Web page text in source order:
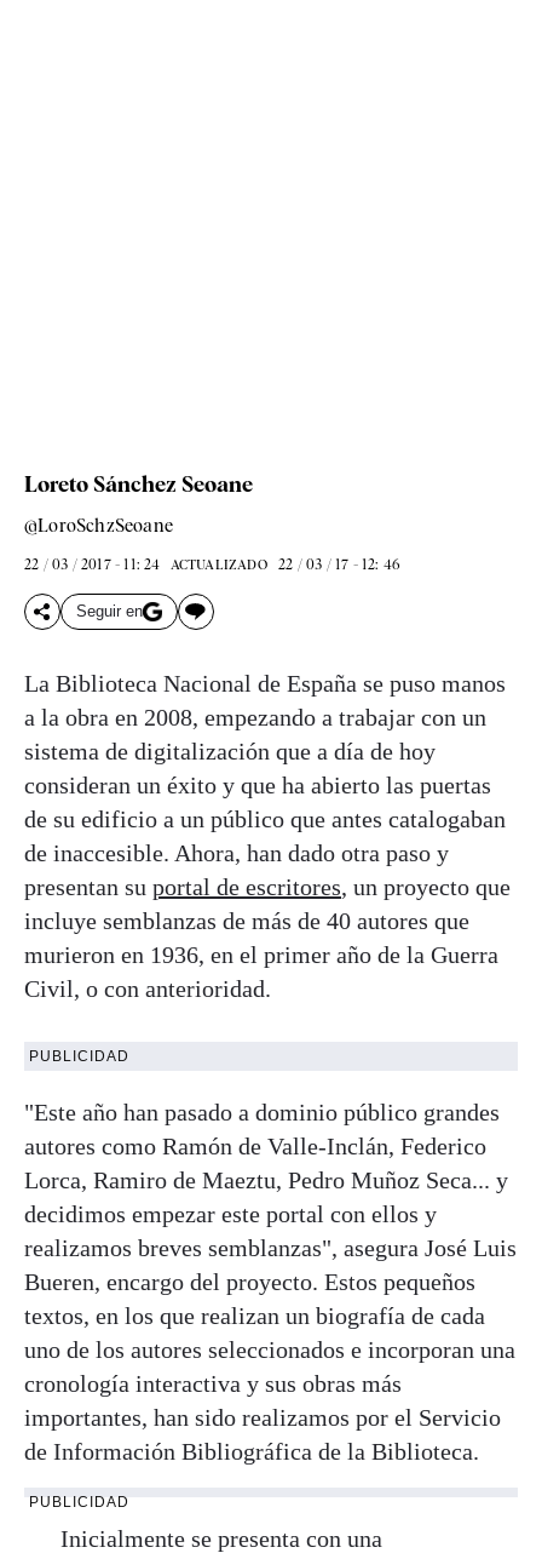
Loreto Sánchez Seoane
@LoroSchzSeoane
22 / 03 / 2017 - 11: 24 ACTUALIZADO 22 / 03 / 17 - 12: 46
Seguir en
La Biblioteca Nacional de España se puso manos
a la obra en 2008, empezando a trabajar con un
sistema de digitalización que a día de hoy
consideran un éxito y que ha abierto las puertas
de su edificio a un público que antes catalogaban
de inaccesible. Ahora, han dado otra paso y
presentan su portal de escritores, un proyecto que
incluye semblanzas de más de 40 autores que
murieron en 1936, en el primer año de la Guerra
Civil, o con anterioridad.
PUBLICIDAD
"Este año han pasado a dominio público grandes
autores como Ramón de Valle-Inclán, Federico
Lorca, Ramiro de Maeztu, Pedro Muñoz Seca... y
decidimos empezar este portal con ellos y
realizamos breves semblanzas", asegura José Luis
Bueren, encargo del proyecto. Estos pequeños
textos, en los que realizan un biografía de cada
uno de los autores seleccionados e incorporan una
cronología interactiva y sus obras más
importantes, han sido realizamos por el Servicio
de Información Bibliográfica de la Biblioteca.
PUBLICIDAD
Inicialmente se presenta con una